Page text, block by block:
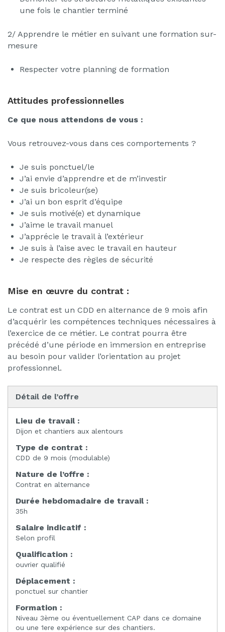
une fois le chantier terminé
2/ Apprendre le métier en suivant une formation sur-
mesure
Respecter votre planning de formation
Attitudes professionnelles
Ce que nous attendons de vous :
Vous retrouvez-vous dans ces comportements ?
Je suis ponctuel/le
J’ai envie d’apprendre et de m’investir
Je suis bricoleur(se)
J’ai un bon esprit d’équipe
Je suis motivé(e) et dynamique
J’aime le travail manuel
J’apprécie le travail à l’extérieur
Je suis à l’aise avec le travail en hauteur
Je respecte des règles de sécurité
Mise en œuvre du contrat :
Le contrat est un CDD en alternance de 9 mois afin
d’acquérir les compétences techniques nécessaires à
l’exercice de ce métier. Le contrat pourra être
précédé d’une période en immersion en entreprise
au besoin pour valider l’orientation au projet
professionnel.
Détail de l’offre
Lieu de travail :
Dijon et chantiers aux alentours
Type de contrat :
CDD de 9 mois (modulable)
Nature de l’offre :
Contrat en alternance
Durée hebdomadaire de travail :
35h
Salaire indicatif :
Selon profil
Qualification :
ouvrier qualifié
Déplacement :
ponctuel sur chantier
Formation :
Niveau 3ème ou éventuellement CAP dans ce domaine
ou une 1ere expérience sur des chantiers.